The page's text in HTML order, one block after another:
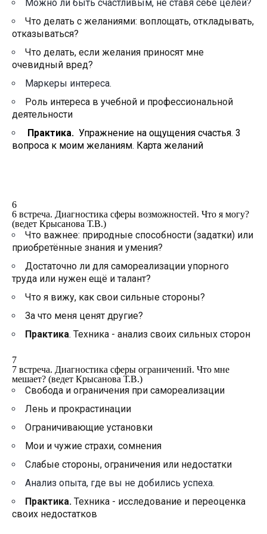
Можно ли быть счастливым, не ставя себе целей?
Что делать с желаниями: воплощать, откладывать,
отказываться?
Что делать, если желания приносят мне
очевидный вред?
Маркеры интереса.
Роль интереса в учебной и профессиональной
деятельности
Практика. Упражнение на ощущения счастья. 3
вопроса к моим желаниям. Карта желаний
6
6 встреча. Диагностика сферы возможностей. Что я могу?
(ведет Крысанова Т.В.)
Что важнее: природные способности (задатки) или
приобретённые знания и умения?
Достаточно ли для самореализации упорного
труда или нужен ещё и талант?
Что я вижу, как свои сильные стороны?
За что меня ценят другие?
Практика. Техника - анализ своих сильных сторон
7
7 встреча. Диагностика сферы ограничений. Что мне
мешает? (ведет Крысанова Т.В.)
Свобода и ограничения при самореализации
Лень и прокрастинации
Ограничивающие установки
Мои и чужие страхи, сомнения
Слабые стороны, ограничения или недостатки
Анализ опыта, где вы не добились успеха.
Практика. Техника - исследование и переоценка
своих недостатков